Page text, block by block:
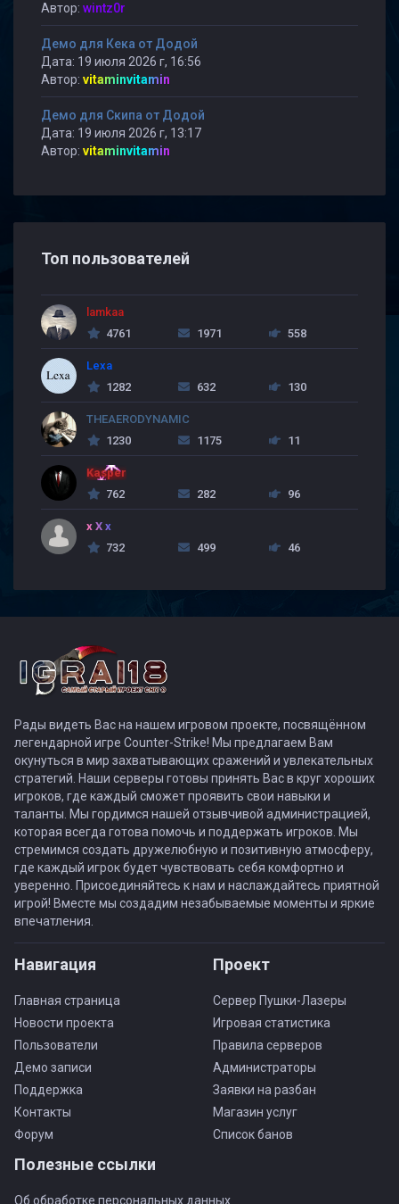
Автор: wintz0r
Демо для Кека от Додой
Дата: 19 июля 2026 г, 16:56
Автор: vitaminvitamin
Демо для Скипа от Додой
Дата: 19 июля 2026 г, 13:17
Автор: vitaminvitamin
Топ пользователей
lamkaa
4761
1971 558
Lexa
1282
632 130
THEAERODYNAMIC
1230
1175 11
Kasper
762
282 96
x X x
732
499 46
Рады видеть Вас на нашем игровом проекте, посвящённом
легендарной игре Counter-Strike! Мы предлагаем Вам
окунуться в мир захватывающих сражений и увлекательных
стратегий. Наши серверы готовы принять Вас в круг хороших
игроков, где каждый сможет проявить свои навыки и
таланты. Мы гордимся нашей отзывчивой администрацией,
которая всегда готова помочь и поддержать игроков. Мы
стремимся создать дружелюбную и позитивную атмосферу,
где каждый игрок будет чувствовать себя комфортно и
уверенно. Присоединяйтесь к нам и наслаждайтесь приятной
игрой! Вместе мы создадим незабываемые моменты и яркие
впечатления.
Навигация
Главная страница
Новости проекта
Пользователи
Демо записи
Поддержка
Контакты
Форум
Проект
Сервер Пушки-Лазеры
Игровая статистика
Правила серверов
Администраторы
Заявки на разбан
Магазин услуг
Список банов
Полезные ссылки
Об обработке персональных данных